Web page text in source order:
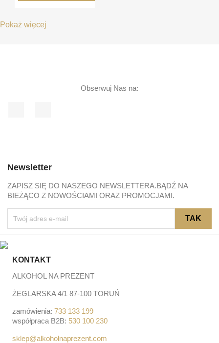
Pokaż więcej
Obserwuj Nas na:
Newsletter
ZAPISZ SIĘ DO NASZEGO NEWSLETTERA.BĄDŹ NA
BIEŻĄCO Z NOWOŚCIAMI ORAZ PROMOCJAMI.
KONTAKT
ALKOHOL NA PREZENT
ŻEGLARSKA 4/1 87-100 TORUŃ
zamówienia: 733 133 199
współpraca B2B: 530 100 230
sklep@alkoholnaprezent.com